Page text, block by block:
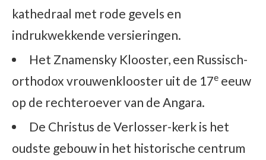
kathedraal met rode gevels en
indrukwekkende versieringen.
Het Znamensky Klooster, een Russisch-
orthodox vrouwenklooster uit de 17e eeuw
op de rechteroever van de Angara.
De Christus de Verlosser-kerk is het
oudste gebouw in het historische centrum